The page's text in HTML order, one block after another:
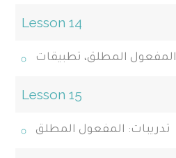
Lesson 14
المفعول المطلق، تطبيقات
Lesson 15
تدريبات: المفعول المطلق